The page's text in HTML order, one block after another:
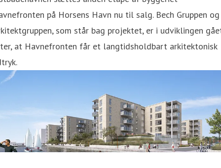
på Horsens Havn nu til salg. Bech Gruppen og
som står bag projektet, er i udviklingen
at Havnefronten får et langtidsholdbart arkitektonisk